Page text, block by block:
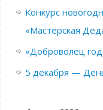
Конкурс
«Мастерская
«Доброволец
5 декабря —